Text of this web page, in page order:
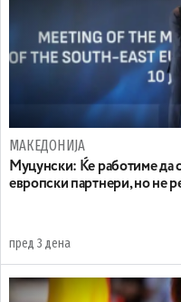
МАКЕДОНИЈА
Муцунски: Ќе работиме да
европски партнери, но не
пред 3 дена